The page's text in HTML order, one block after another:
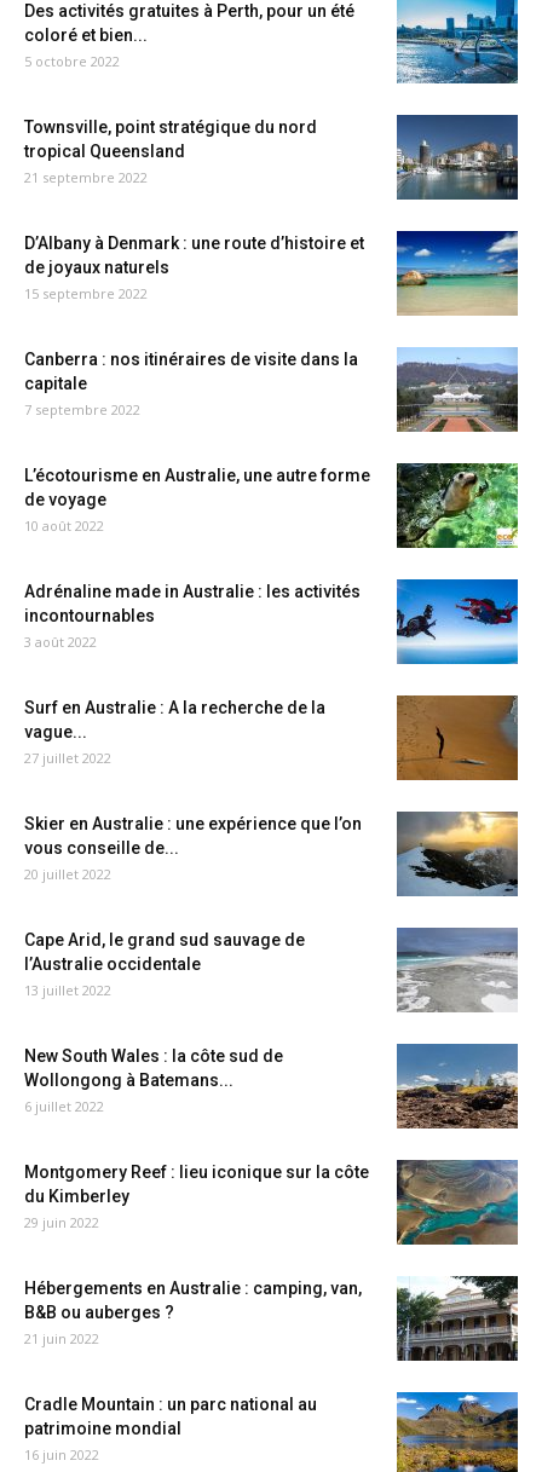
Des activités gratuites à Perth, pour un été
coloré et bien...
5 octobre 2022
Townsville, point stratégique du nord
tropical Queensland
21 septembre 2022
D’Albany à Denmark : une route d’histoire et
de joyaux naturels
15 septembre 2022
Canberra : nos itinéraires de visite dans la
capitale
7 septembre 2022
L’écotourisme en Australie, une autre forme
de voyage
10 août 2022
Adrénaline made in Australie : les activités
incontournables
3 août 2022
Surf en Australie : A la recherche de la
vague...
27 juillet 2022
Skier en Australie : une expérience que l’on
vous conseille de...
20 juillet 2022
Cape Arid, le grand sud sauvage de
l’Australie occidentale
13 juillet 2022
New South Wales : la côte sud de
Wollongong à Batemans...
6 juillet 2022
Montgomery Reef : lieu iconique sur la côte
du Kimberley
29 juin 2022
Hébergements en Australie : camping, van,
B&B ou auberges ?
21 juin 2022
Cradle Mountain : un parc national au
patrimoine mondial
16 juin 2022